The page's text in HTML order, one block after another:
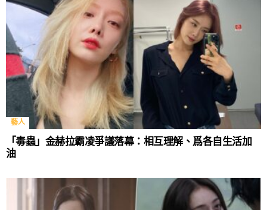
藝人
「毒蟲」金赫拉霸凌爭議落幕：相互理解、爲各自生活加
油